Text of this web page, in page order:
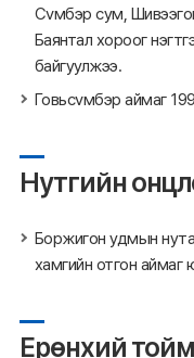
Сvмбэр сум,
Баянтал хороог
байгуулжээ.
Говьсvмбэр аймаг
Нутгийн
Боржигон удмын
хамгийн отгон аймаг
Ерөнхий тойм